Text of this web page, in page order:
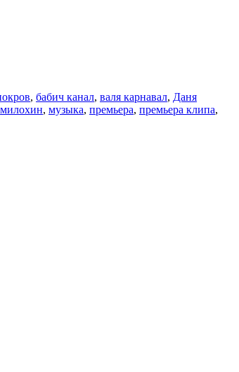
, бабич канал, валя карнавал, Даня
милохин, музыка, премьера, премьера клипа,